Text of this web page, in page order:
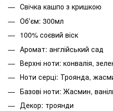
Свічка кашпо з кришкою
Обʼєм: 300мл
100% соєвий віск
Аромат: англійський сад
Верхні ноти: конвалія,
Ноти серці: Троянда,
Базові ноти: Жасмин,
Декор: троянди